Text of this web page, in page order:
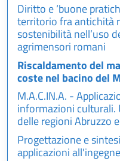
Diritto e ‘buone
territorio fra antichità
sostenibilità nell’uso
agrimensori romani
Riscaldamento del
coste nel bacino del
M.A.C.IN.A. -
informazioni culturali.
delle regioni Abruzzo
Progettazione e
applicazioni